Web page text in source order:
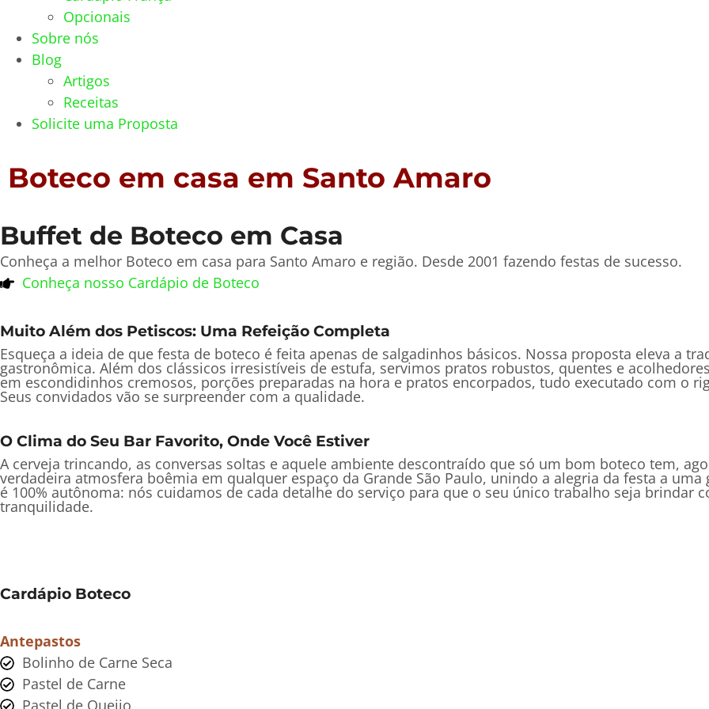
Opcionais
Sobre nós
Blog
Artigos
Receitas
Solicite uma Proposta
Boteco em casa em Santo Amaro
Buffet de Boteco em Casa
Conheça a melhor Boteco em casa para Santo Amaro e região. Desde 2001 fazendo festas de sucesso.
Conheça nosso Cardápio de Boteco
Muito Além dos Petiscos: Uma Refeição Completa
Esqueça a ideia de que festa de boteco é feita apenas de salgadinhos básicos. Nossa proposta eleva a
gastronômica. Além dos clássicos irresistíveis de estufa, servimos pratos robustos, quentes e
em escondidinhos cremosos, porções preparadas na hora e pratos encorpados, tudo executado com o
Seus convidados vão se surpreender com a qualidade.
O Clima do Seu Bar Favorito, Onde Você Estiver
A cerveja trincando, as conversas soltas e aquele ambiente descontraído que só um bom boteco tem,
verdadeira atmosfera boêmia em qualquer espaço da Grande São Paulo, unindo a alegria da festa a
é 100% autônoma: nós cuidamos de cada detalhe do serviço para que o seu único trabalho seja brindar
tranquilidade.
Cardápio Boteco
Antepastos
Bolinho de Carne Seca
Pastel de Carne
Pastel de Queijo